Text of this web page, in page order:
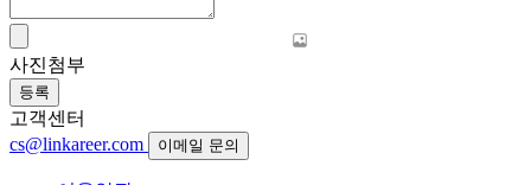
사진첨부
등록
고객센터
cs@linkareer.com
이메일 문의